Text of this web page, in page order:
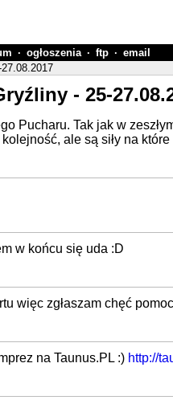
· ogłoszenia · ftp · email
- 25-
Pucharu. Tak jak w
ale są siły na które
w końcu się uda :D
więc zgłaszam chęć
na Taunus.PL :) http://